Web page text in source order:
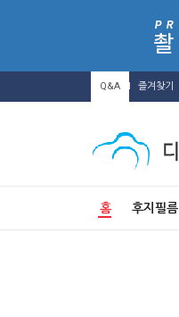
Q&A 즐겨찾기
홈 후지필름